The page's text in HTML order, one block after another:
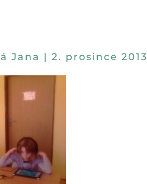
Jana | 2. prosince 2013